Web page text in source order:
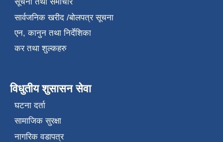
सार्वजनिक खरीद /बोलपत्र सूचना
एन, कानुन तथा निर्देशिका
कर तथा शुल्कहरु
विधुतीय शुसासन सेवा
घटना दर्ता
सामाजिक सुरक्षा
नागरिक वडापत्र